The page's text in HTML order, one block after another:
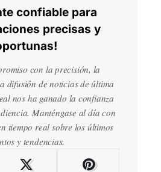
confiable para
precisas y
con la precisión, la
difusión de noticias de última
nos ha ganado la confianza
Manténgase al día con
tiempo real sobre los últimos
y tendencias.